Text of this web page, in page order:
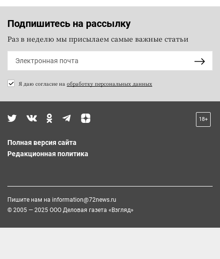
Подпишитесь на рассылку
Раз в неделю мы присылаем самые важные статьи
Я даю согласие на обработку персональных данных
18+
Полная версия сайта
Редакционная политика
Пишите нам на information@72news.ru
© 2005 — 2025 ООО Деловая газета «Взгляд»